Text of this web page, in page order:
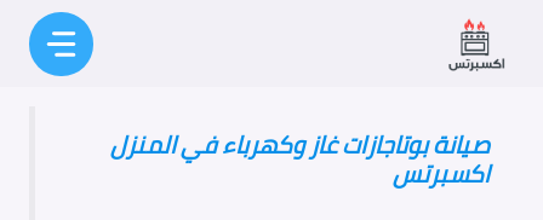
المحتوى
صيانة بوتاجازات غاز وكهرباء في المنزل
اكسبرتس